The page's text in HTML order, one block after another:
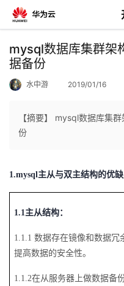
返
回
人
主
页
我
的
开
的
我
mysql数据库集群架
据备份
水中游 2019/01/16
【摘要】 mysql数据库集
份
1.mysql主从与双主结构的优缺
1.1主从结构：
1.1.1 数据存在镜像和数据冗
提高数据的安全性。
1.1.2在从服务器上做数据备